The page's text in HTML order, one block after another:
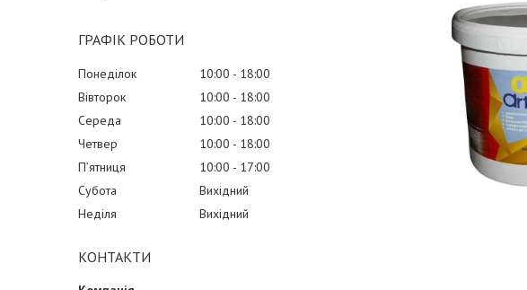
ГРАФІК РОБОТИ
Понеділок 10:00
18:00
Вівторок
10:00
18:00
Середа
10:00
18:00
Четвер
10:00
18:00
Пʼятниця
10:00
17:00
Субота
Вихідний
Неділя
Вихідний
КОНТАКТИ